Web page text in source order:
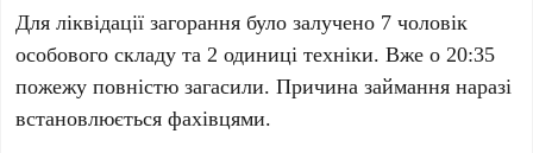
Для ліквідації загорання було залучено 7 чоловік
особового складу та2 одиниці техніки. Вже о20:35
пожежу повністю загасили. Причина займання наразі
встановлюється фахівцями.